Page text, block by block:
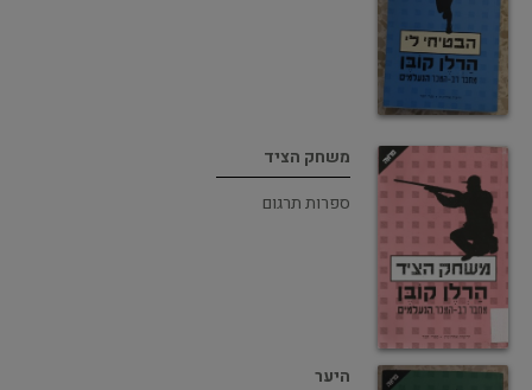
משחק הציד
ספרות תרגום
היער